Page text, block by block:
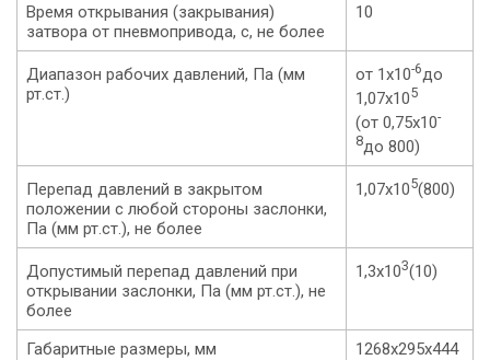
Время открывания (закрывания)
затвора от пневмопривода, с, не более
10
Диапазон рабочих давлений, Па (мм
рт.ст.)
от 1х10-6до
1,07х105
(от 0,75х10-
8до 800)
Перепад давлений в закрытом
положении с любой стороны заслонки,
Па (мм рт.ст.), не более
1,07х105(800)
Допустимый перепад давлений при
открывании заслонки, Па (мм рт.ст.), не
более
1,3х103(10)
Габаритные размеры, мм
1268х295х444